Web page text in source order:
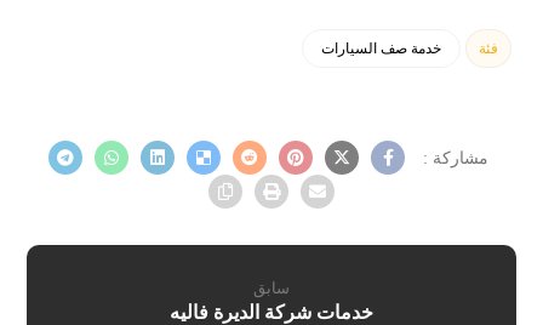
فئة خدمة صف السيارات
سابق
خدمات شركة الديرة فاليه